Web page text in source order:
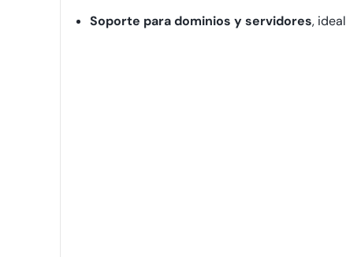
Soporte para dominios y servidores,